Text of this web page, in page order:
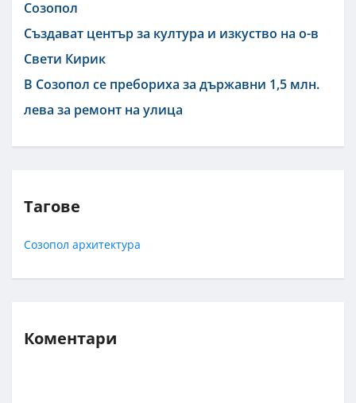
Созопол
Създават център за култура и изкуство на о-в
Свети Кирик
В Созопол се пребориха за държавни 1,5 млн.
лева за ремонт на улица
Тагове
Созопол архитектура
Коментари